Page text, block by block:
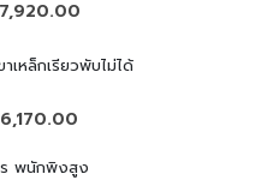
7,920.00
เหล็กเรียวพับไม่ได้
6,170.00
ร พนักพิงสูง